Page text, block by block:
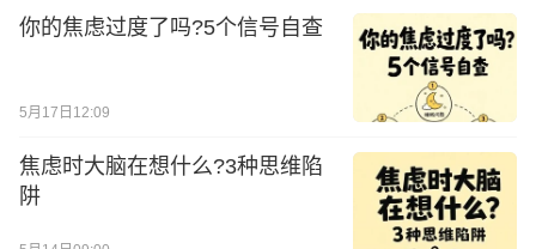
你的焦虑过度了吗?5个信号自查
5月17日12:09
焦虑时大脑在想什么?3种思维陷
阱